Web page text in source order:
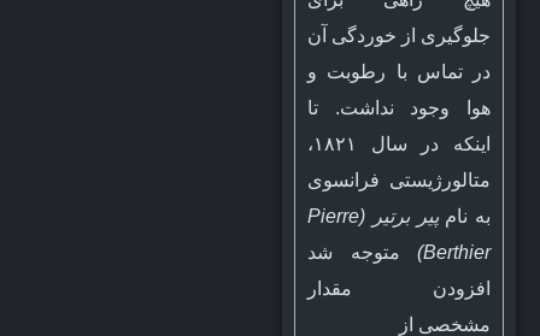
جلوگیری از خوردگی آن
در تماس با رطوبت و
هوا وجود نداشت. تا
اینکه در سال ۱۸۲۱،
متالورژیستی فرانسوی
به نام
پیر برتیر (Pierre
Berthier)
متوجه شد
افزودن مقدار
مشخصی از